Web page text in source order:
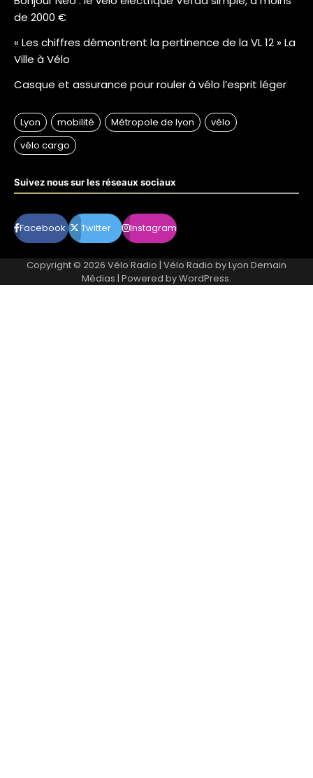
de 2000 €
« Les chiffres démontrent la pertinence de la VL 12 » La
Ville à Vélo
Casque et assurance pour rouler à vélo l’esprit léger
Suivez nous sur les réseaux sociaux
Facebook Twitter Instagram
Copyright © 2026 Vélo Radio | Vélo Radio byLyon Demain
Médias | Powered byWordPress.